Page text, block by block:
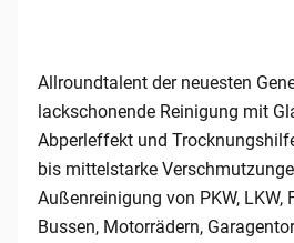
Allroundtalent der neuesten
lackschonende Reinigung mit
Abperleffekt und
bis mittelstarke
Außenreinigung von PKW, LKW,
Bussen, Motorrädern,